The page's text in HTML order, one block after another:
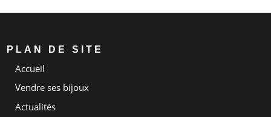
PLAN DE SITE
Accueil
Vendre ses bijoux
Actualités